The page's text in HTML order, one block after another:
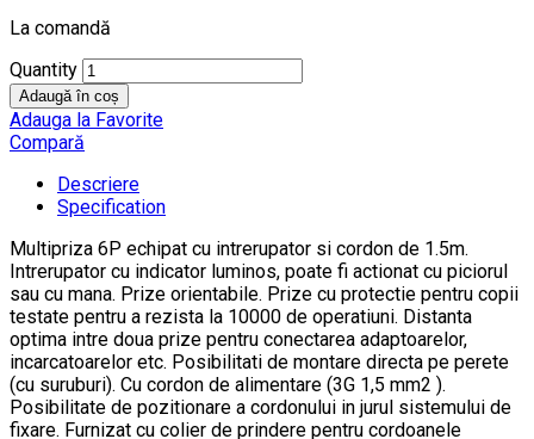
La comandă
Quantity
Adaugă în coș
Adauga la Favorite
Compară
Descriere
Specification
Multipriza 6P echipat cu intrerupator si cordon de 1.5m.
Intrerupator cu indicator luminos, poate fi actionat cu piciorul
sau cu mana. Prize orientabile. Prize cu protectie pentru copii
testate pentru a rezista la 10000 de operatiuni. Distanta
optima intre doua prize pentru conectarea adaptoarelor,
incarcatoarelor etc. Posibilitati de montare directa pe perete
(cu suruburi). Cu cordon de alimentare (3G 1,5 mm2 ).
Posibilitate de pozitionare a cordonului in jurul sistemului de
fixare. Furnizat cu colier de prindere pentru cordoanele